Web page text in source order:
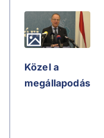
Közel a
megállapodás